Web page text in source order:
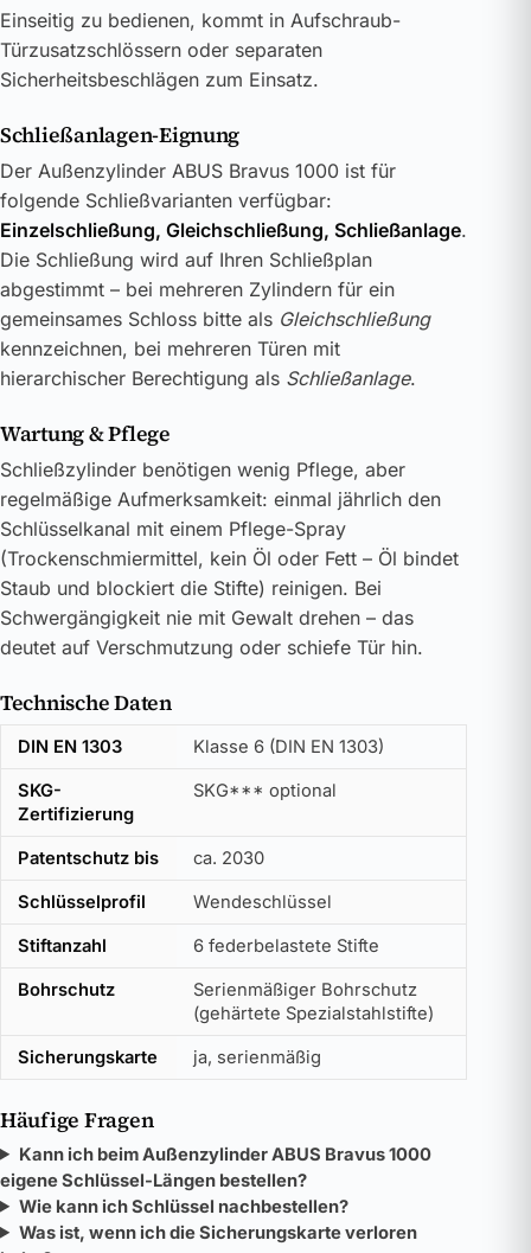
Einseitig zu bedienen, kommt in Aufschraub-
Türzusatzschlössern oder separaten
Sicherheitsbeschlägen zum Einsatz.
Schließanlagen-Eignung
Der Außenzylinder ABUS Bravus 1000 ist für
folgende Schließvarianten verfügbar:
Einzelschließung, Gleichschließung, Schließanlage.
Die Schließung wird auf Ihren Schließplan
abgestimmt – bei mehreren Zylindern für ein
gemeinsames Schloss bitte als Gleichschließung
kennzeichnen, bei mehreren Türen mit
hierarchischer Berechtigung als Schließanlage.
Wartung & Pflege
Schließzylinder benötigen wenig Pflege, aber
regelmäßige Aufmerksamkeit: einmal jährlich den
Schlüsselkanal mit einem Pflege-Spray
(Trockenschmiermittel, kein Öl oder Fett – Öl bindet
Staub und blockiert die Stifte) reinigen. Bei
Schwergängigkeit nie mit Gewalt drehen – das
deutet auf Verschmutzung oder schiefe Tür hin.
Technische Daten
DIN EN 1303 Klasse 6 (DIN EN 1303)
SKG-
Zertifizierung
SKG*** optional
Patentschutz bis ca. 2030
Schlüsselprofil Wendeschlüssel
Stiftanzahl 6 federbelastete Stifte
Bohrschutz
Serienmäßiger Bohrschutz
(gehärtete Spezialstahlstifte)
Sicherungskarte ja, serienmäßig
Häufige Fragen
Kann ich beim Außenzylinder ABUS Bravus 1000
eigene Schlüssel-Längen bestellen?
Wie kann ich Schlüssel nachbestellen?
Was ist, wenn ich die Sicherungskarte verloren